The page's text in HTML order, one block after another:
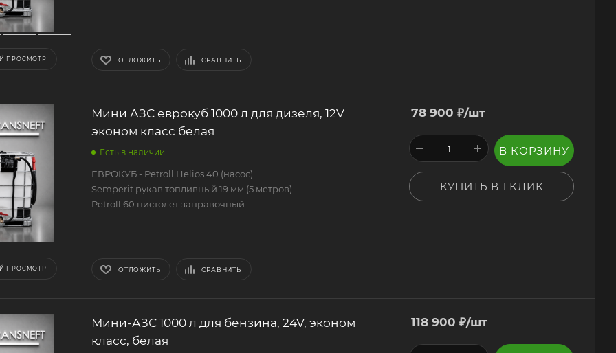
ПРОСМОТР ОТЛОЖИТЬ СРАВНИТЬ
ПРОСМОТР
Мини АЗС еврокуб 1000 л для дизеля, 12V
эконом класс белая
Есть в наличии
ЕВРОКУБ - Petroll Helios 40 (насос)
Semperit рукав топливный 19 мм (5 метров)
Petroll 60 пистолет заправочный
ОТЛОЖИТЬ СРАВНИТЬ
78 900 ₽/шт
В КОРЗИНУ
КУПИТЬ В 1 КЛИК
Мини-АЗС 1000 л для бензина, 24V, эконом
класс, белая
118 900 ₽/шт